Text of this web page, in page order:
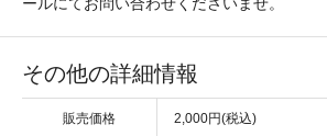
その他の詳細情報
販売価格 2,000円(税込)